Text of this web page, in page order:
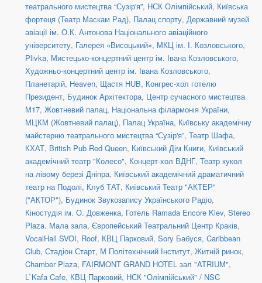
театрального мистецтва “Сузір'я”, НСК Олімпійський, Київська
фортеця (Театр Маскам Рад), Палац спорту, Державний музей
авіації ім. О.К. Антонова Національного авіаційного
університету, Галерея «Висоцький», МКЦ ім. І. Козловського,
Plivka, Мистецько-концертний центр ім. Івана Козловського,
Художньо-концертний центр ім. Івана Козловського,
Планетарій, Heaven, Щастя HUB, Конгрес-хол готелю
Президент, Будинок Архітектора, Центр сучасного мистецтва
М17, Жовтневий палац, Національна філармонія України,
МЦКМ (Жовтневий палац), Палац Україна, Київську академічну
майстерню театрального мистецтва “Сузір'я”, Театр Шафа,
КХАТ, British Pub Red Queen, Київський Дім Книги, Київський
академічний театр "Колесо", Концерт-хол ВДНГ, Театр кукол
на лівому березі Дніпра, Київський академічний драматичний
театр на Подолі, Клуб ТАТ, Київський Театр "АКТЕР"
("АКТОР"), Будинок Звукозапису Українського Радіо,
Кіностудія ім. О. Довженка, Готель Ramada Encore Kiev, Stereo
Plaza. Мала зала, Європейський Театральний Центр Краків,
VocalHall SVOI, Roof, КВЦ Парковий, Sory Бабуся, Caribbean
Club, Стадіон Старт, М Політехнічний Інститут, Житній ринок,
Chamber Plaza, FAIRMONT GRAND HOTEL зал "ATRIUM",
L`Kafa Cafe, КВЦ Парковий, НСК "Олімпійський" / NSC